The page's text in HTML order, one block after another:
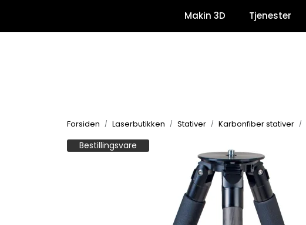
Makin 3D Tjenester
Forsiden Laserbutikken Stativer Karbonfiber stativer
Bestillingsvare